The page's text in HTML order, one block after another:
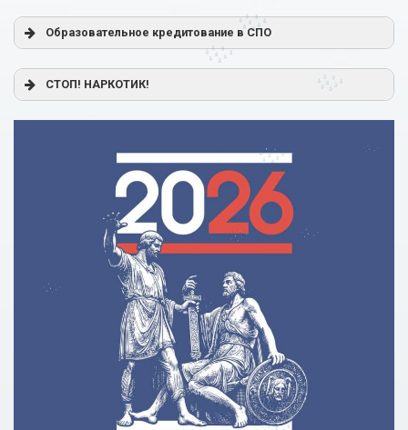
Образовательное кредитование в СПО
Постановление Правительства РФ от 17.11.2025 г. № 1824
«О государственной поддержке образовательного
кредитования»
р
Образовательное кредитование: пособие для студентов
Кредит на образование с господдержкой
Причины для изменения условий по образовательному
кредиту
СТОП! НАРКОТИК!
Сделай правильный выбор